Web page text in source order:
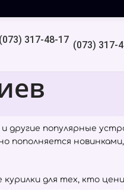
(073) 317-
и другие популярные
пополняется
для тех, кто